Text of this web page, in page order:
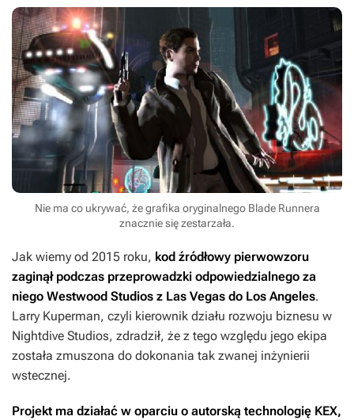
Nie ma co ukrywać, że grafika oryginalnego Blade Runnera
znacznie się zestarzała.
Jak wiemy od 2015 roku, kod źródłowy pierwowzoru
zaginął podczas przeprowadzki odpowiedzialnego za
niego Westwood Studios z Las Vegas do Los Angeles.
Larry Kuperman, czyli kierownik działu rozwoju biznesu w
Nightdive Studios, zdradził, że z tego względu jego ekipa
została zmuszona do dokonania tak zwanej inżynierii
wstecznej.
Projekt ma działać w oparciu o autorską technologię KEX,